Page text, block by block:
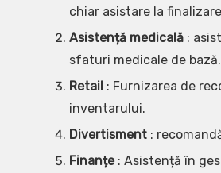
chiar asistare la
Asistență medicală :
sfaturi medicale de bază.
Retail : Furnizarea de
inventarului.
Divertisment :
Finanțe: Asistență în